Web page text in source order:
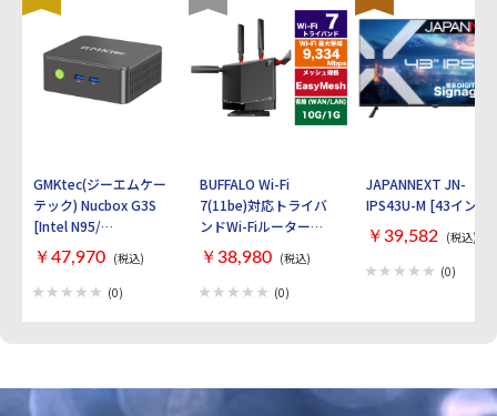
GMKtec(ジーエムケー
テック) Nucbox G3S
[Intel N95/
RAM:16GB/
SSD:512GB/ Windows
11 Pro]
￥47,970 (税込)
(0)
BUFFALO Wi-Fi
7(11be)対応トライバ
ンドWi-Fiルーター
AirStation
WXR9300BE6P [ブラ
ック]
￥38,980 (税込)
(0)
JAPANNEXT JN-
IPS43U-M [43インチ]
￥39,582 (税込)
(0)